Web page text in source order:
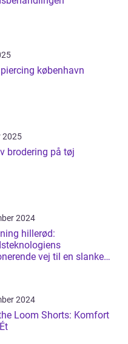
københavn
2025
brodering på tøj
2024
hillerød:
vej til en slankere
2024
Loom Shorts: Komfort